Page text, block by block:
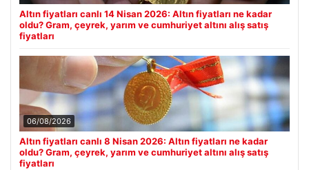
Altın fiyatları canlı 14 Nisan 2026: Altın fiyatları ne kadar
oldu? Gram, çeyrek, yarım ve cumhuriyet altını alış satış
fiyatları
06/08/2026
Altın fiyatları canlı 8 Nisan 2026: Altın fiyatları ne kadar
oldu? Gram, çeyrek, yarım ve cumhuriyet altını alış satış
fiyatları